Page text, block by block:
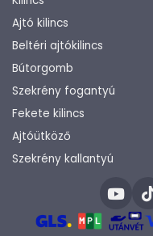
Ajtó kilincs
Beltéri ajtókilincs
Bútorgomb
Szekrény fogantyú
Fekete kilincs
Ajtóütköző
Szekrény kallantyú